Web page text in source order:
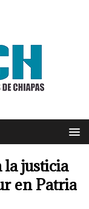
la justicia
en Patria